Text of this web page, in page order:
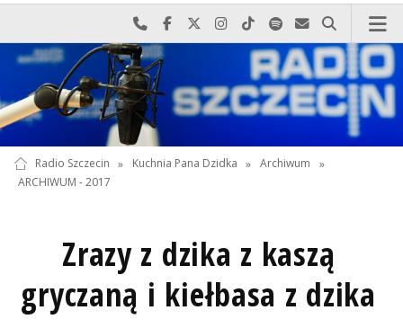
Najlepiej po prostu do nas zadzwoń
Odwiedź nas na Facebook-u
Odwiedź nas na X
Odwiedź nas na Instagram-ie
Odwiedź nas na TikTok-u
Szukaj nas na Spotify
Wyślij do nas
Szukaj
Radio Szczecin » Kuchnia Pana Dzidka » Archiwum
»
ARCHIWUM - 2017
Zrazy z dzika z kaszą
gryczaną i kiełbasa z dzika